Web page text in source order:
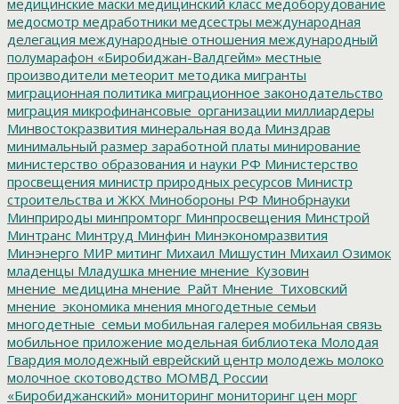
медосмотр медработники медсестры международная
делегация международные отношения международный
полумарафон «Биробиджан-Валдгейм» местные
производители метеорит методика мигранты
миграционная политика миграционное законодательство
миграция микрофинансовые_организации миллиардеры
Минвостокразвития минеральная вода Минздрав
минимальный размер заработной платы минирование
министерство образования и науки РФ Министерство
просвещения министр природных ресурсов Министр
строительства и ЖКХ Минобороны РФ Минобрнауки
Минприроды минпромторг Минпросвещения Минстрой
Минтранс Минтруд Минфин Минэкономразвития
Минэнерго МИР митинг Михаил Мишустин Михаил Озимок
младенцы Младушка мнение мнение_Кузовин
мнение_медицина мнение_Райт Мнение_Тиховский
мнение_экономика мнения многодетные семьи
многодетные_семьи мобильная галерея мобильная связь
мобильное приложение модельная библиотека Молодая
Гвардия молодежный еврейский центр молодежь молоко
молочное скотоводство МОМВД России
«Биробиджанский» мониторинг мониторинг цен морг